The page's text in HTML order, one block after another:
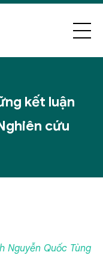
kết luận
cứu
Nguyễn Quốc Tùng